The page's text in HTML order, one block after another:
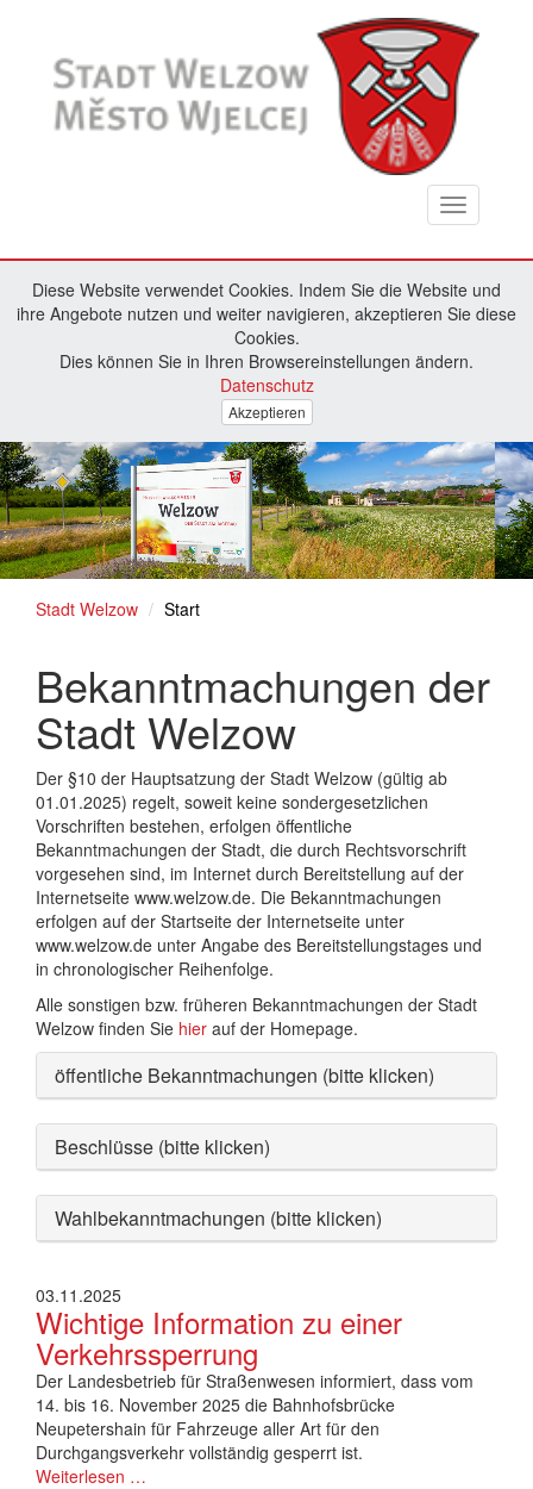
Toggle
navigation
Diese Website verwendet Cookies. Indem Sie die Website und
ihre Angebote nutzen und weiter navigieren, akzeptieren Sie diese
Cookies.
Dies können Sie in Ihren Browsereinstellungen ändern.
Datenschutz
Akzeptieren
Stadt Welzow Start
Bekanntmachungen der
Stadt Welzow
Der §10 der Hauptsatzung der Stadt Welzow (gültig ab
01.01.2025) regelt, soweit keine sondergesetzlichen
Vorschriften bestehen, erfolgen öffentliche
Bekanntmachungen der Stadt, die durch Rechtsvorschrift
vorgesehen sind, im Internet durch Bereitstellung auf der
Internetseite www.welzow.de. Die Bekanntmachungen
erfolgen auf der Startseite der Internetseite unter
www.welzow.de unter Angabe des Bereitstellungstages und
in chronologischer Reihenfolge.
Alle sonstigen bzw. früheren Bekanntmachungen der Stadt
Welzow finden Sie hier auf der Homepage.
öffentliche Bekanntmachungen (bitte klicken)
Beschlüsse (bitte klicken)
Wahlbekanntmachungen (bitte klicken)
03.11.2025
Wichtige Information zu einer
Verkehrssperrung
Der Landesbetrieb für Straßenwesen informiert, dass vom
14. bis 16. November 2025 die Bahnhofsbrücke
Neupetershain für Fahrzeuge aller Art für den
Durchgangsverkehr vollständig gesperrt ist.
Weiterlesen …